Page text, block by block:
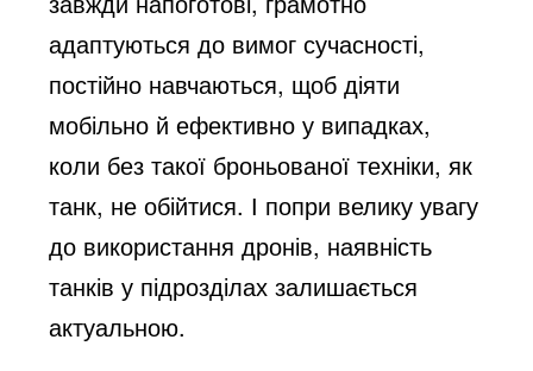
адаптуються до вимог сучасності,
постійно навчаються, щоб діяти
мобільно й ефективно у випадках,
коли без такої броньованої техніки, як
танк, не обійтися. І попри велику увагу
до використання дронів, наявність
танків у підрозділах залишається
актуальною.